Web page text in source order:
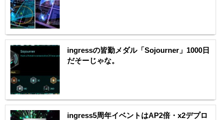
ingressの皆勤メダル「Sojourner」1000日
だそーじゃな。
ingress5周年イベントはAP2倍・x2デプロ